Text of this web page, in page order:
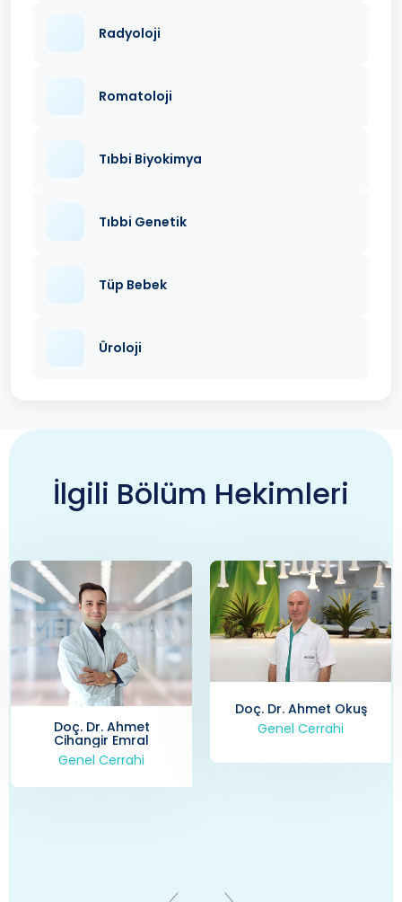
Radyoloji
Romatoloji
Tıbbi Biyokimya
Tıbbi Genetik
Tüp Bebek
Üroloji
İlgili Bölüm Hekimleri
Doç. Dr. Ahmet Okuş
Genel Cerrahi